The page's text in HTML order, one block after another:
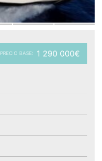
PRECIO BASE: 1 290 000€